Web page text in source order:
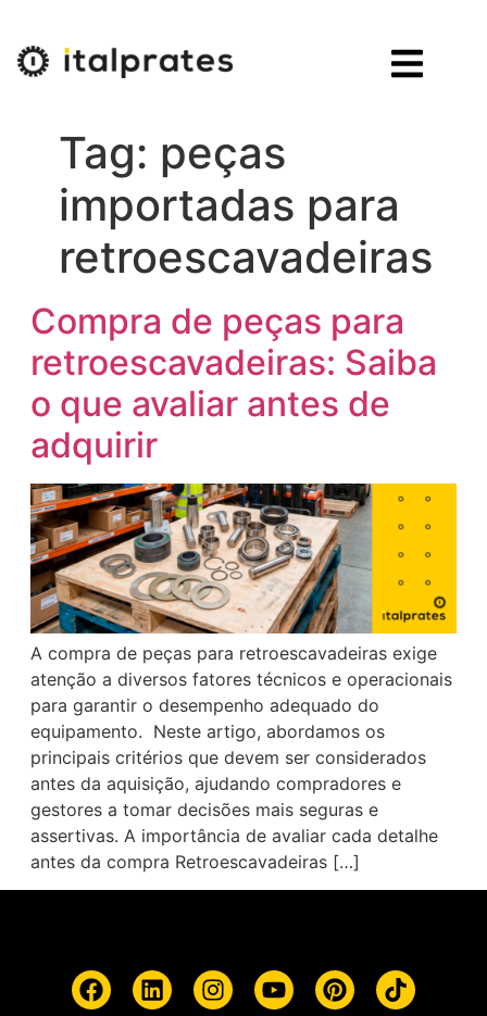
Tag: peças
importadas para
retroescavadeiras
Compra de peças para
retroescavadeiras: Saiba
o que avaliar antes de
adquirir
A compra de peças para retroescavadeiras exige
atenção a diversos fatores técnicos e operacionais
para garantir o desempenho adequado do
equipamento. Neste artigo, abordamos os
principais critérios que devem ser considerados
antes da aquisição, ajudando compradores e
gestores a tomar decisões mais seguras e
assertivas. A importância de avaliar cada detalhe
antes da compra Retroescavadeiras […]